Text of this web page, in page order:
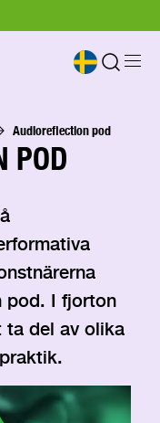
Audioreflection pod
POD
pod. I fjorton
ta del av olika